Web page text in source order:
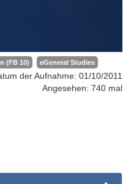
(FB 10) eGeneral Studies
der Aufnahme: 01/10/2011
Angesehen: 740 mal